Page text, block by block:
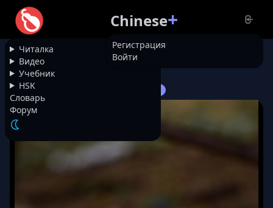
Читалка
Видео
Учебник
HSK
Словарь
Форум
Chinese+
Регистрация
Войти
НАЗАД
Про утенка и петушка